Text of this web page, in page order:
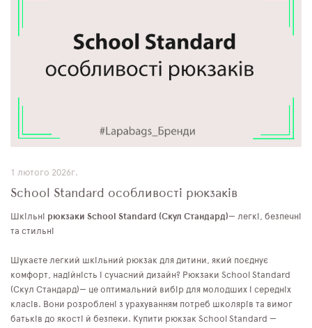
1 лютого 2026г.
School Standard особливості рюкзаків
Шкільні рюкзаки School Standard (Скул Стандард)— легкі, безпечні
та стильні
Шукаєте легкий шкільний рюкзак для дитини, який поєднує
комфорт, надійність і сучасний дизайн? Рюкзаки School Standard
(Скул Стандард)— це оптимальний вибір для молодших і середніх
класів. Вони розроблені з урахуванням потреб школярів та вимог
батьків до якості й безпеки. Купити рюкзак School Standard —